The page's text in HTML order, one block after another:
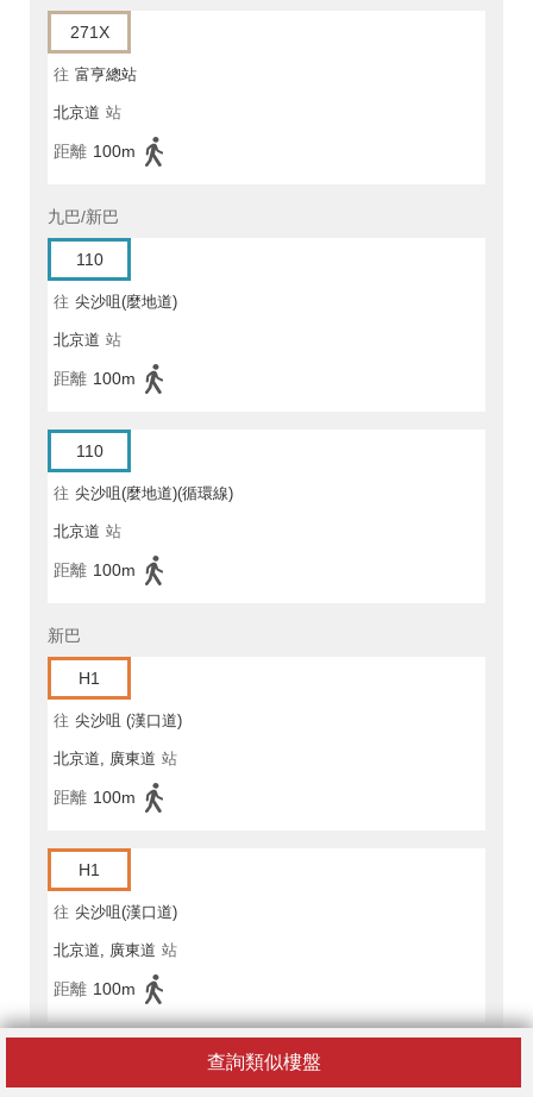
查詢類似樓盤
271X
往 富亨總站
北京道 站
距離 100m
九巴/新巴
110
往 尖沙咀(麼地道)
北京道 站
距離 100m
110
往 尖沙咀(麼地道)(循環線)
北京道 站
距離 100m
新巴
H1
往 尖沙咀 (漢口道)
北京道, 廣東道 站
距離 100m
H1
往 尖沙咀(漢口道)
北京道, 廣東道 站
距離 100m